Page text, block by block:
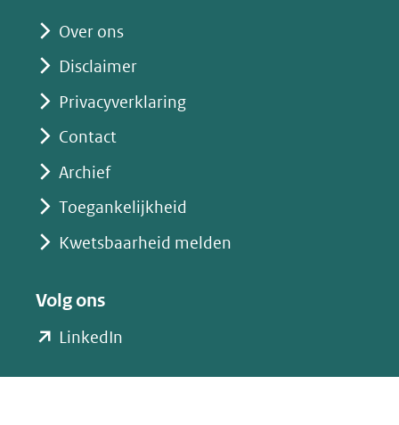
Over ons
Disclaimer
Privacyverklaring
Contact
Archief
Toegankelijkheid
Kwetsbaarheid melden
Volg ons
LinkedIn